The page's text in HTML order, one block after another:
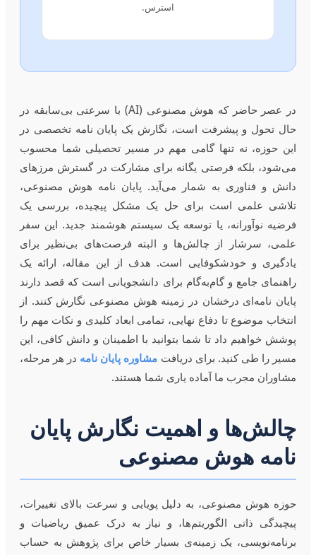
استرس.
در عصر حاضر که هوش مصنوعی (AI) با سرعتی بی‌سابقه در
حال تحول و پیشرفت است، نگارش یک پایان نامه تخصصی در
این حوزه، نه تنها گامی مهم در مسیر تحصیلی شما محسوب
می‌شود، بلکه فرصتی یگانه برای مشارکت در گسترش مرزهای
دانش و فناوری به شمار می‌آید. پایان نامه هوش مصنوعی،
تلاشی علمی است برای حل یک مشکل پیچیده، بررسی یک
فرضیه نوآورانه، یا توسعه یک سیستم هوشمند جدید. این سفر
علمی، سرشار از چالش‌ها و البته فرصت‌های بی‌نظیر برای
یادگیری و خودشکوفایی است. هدف از این مقاله، ارائه یک
راهنمای جامع و گام‌به‌گام برای دانشجویانی است که قصد دارند
پایان نامه‌ای درخشان در زمینه هوش مصنوعی نگارش کنند. از
انتخاب موضوع تا دفاع نهایی، تمامی ابعاد کلیدی و نکات مهم را
پوشش خواهیم داد تا شما بتوانید با اطمینان و دانش کافی، این
مسیر را طی کنید. برای دریافت مشاوره پایان نامه در هر مرحله،
مشاوران مجرب ما آماده یاری شما هستند.
چالش‌ها و اهمیت نگارش پایان
نامه هوش مصنوعی
حوزه هوش مصنوعی، به دلیل پویایی و سرعت بالای تغییرات،
پیچیدگی ذاتی الگوریتم‌ها، و نیاز به درک عمیق ریاضیات و
برنامه‌نویسی، یک زمینه‌ی بسیار خاص برای پژوهش به حساب